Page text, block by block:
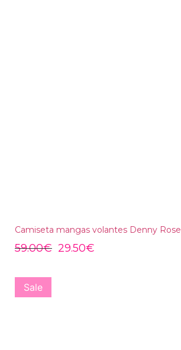
Camiseta mangas volantes Denny Rose
59.00€ 29.50€
Sale